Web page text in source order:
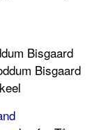
Bisgaard
Bisgaard